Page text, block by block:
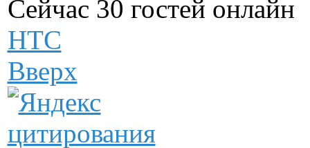
Сейчас 30 гостей онлайн
НТС
Вверх